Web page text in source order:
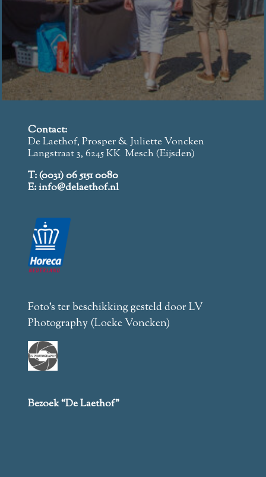
Contact:
De Laethof, Prosper & Juliette Voncken
Langstraat 3, 6245 KK Mesch (Eijsden)
T: (0031) 06 5151 0080
E: info@delaethof.nl
Foto’s ter beschikking gesteld door LV
Photography (Loeke Voncken)
Bezoek “De Laethof”